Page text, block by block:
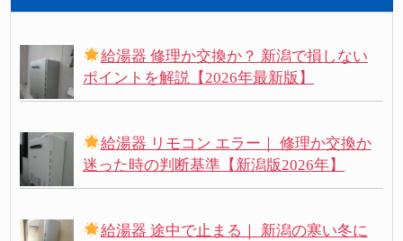
給湯器 修理か交換か？ 新潟で損しない
ポイントを解説【2026年最新版】
給湯器 リモコン エラー｜ 修理か交換か
迷った時の判断基準【新潟版2026年】
給湯器 途中で止まる｜ 新潟の寒い冬に